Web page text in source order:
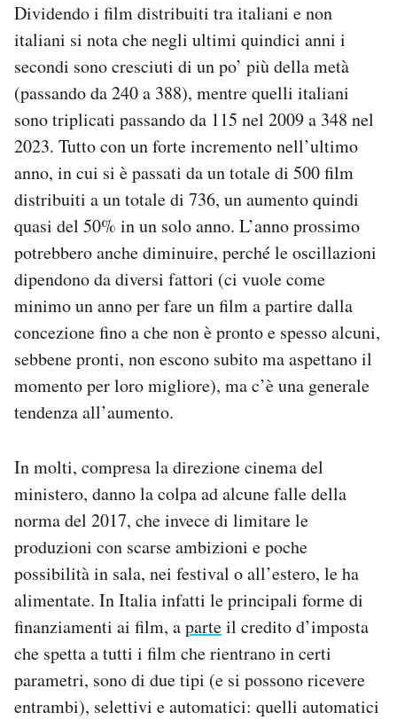
Dividendo i film distribuiti tra italiani e non
italiani si nota che negli ultimi quindici anni i
secondi sono cresciuti di un po’ più della metà
(passando da 240 a 388), mentre quelli italiani
sono triplicati passando da 115 nel 2009 a 348 nel
2023. Tutto con un forte incremento nell’ultimo
anno, in cui si è passati da un totale di 500 film
distribuiti a un totale di 736, un aumento quindi
quasi del 50% in un solo anno. L’anno prossimo
potrebbero anche diminuire, perché le oscillazioni
dipendono da diversi fattori (ci vuole come
minimo un anno per fare un film a partire dalla
concezione fino a che non è pronto e spesso alcuni,
sebbene pronti, non escono subito ma aspettano il
momento per loro migliore), ma c’è una generale
tendenza all’aumento.
In molti, compresa la direzione cinema del
ministero, danno la colpa ad alcune falle della
norma del 2017, che invece di limitare le
produzioni con scarse ambizioni e poche
possibilità in sala, nei festival o all’estero, le ha
alimentate. In Italia infatti le principali forme di
finanziamenti ai film, aparteil credito d’imposta
che spetta a tutti i film che rientrano in certi
parametri, sono di due tipi (e si possono ricevere
entrambi), selettivi e automatici: quelli automatici